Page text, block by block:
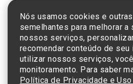
©2025 Einstein Hospital Israelita -
CNPJ: 60.765.823/0001-30 - Endereço: Av.
Paulo - SP -
Nós usamos cookies e
semelhantes para melhorar a
nossos serviços,
recomendar conteúdo de seu
utilizar nossos serviços,
monitoramento. Para saber
Política de Privacidade e